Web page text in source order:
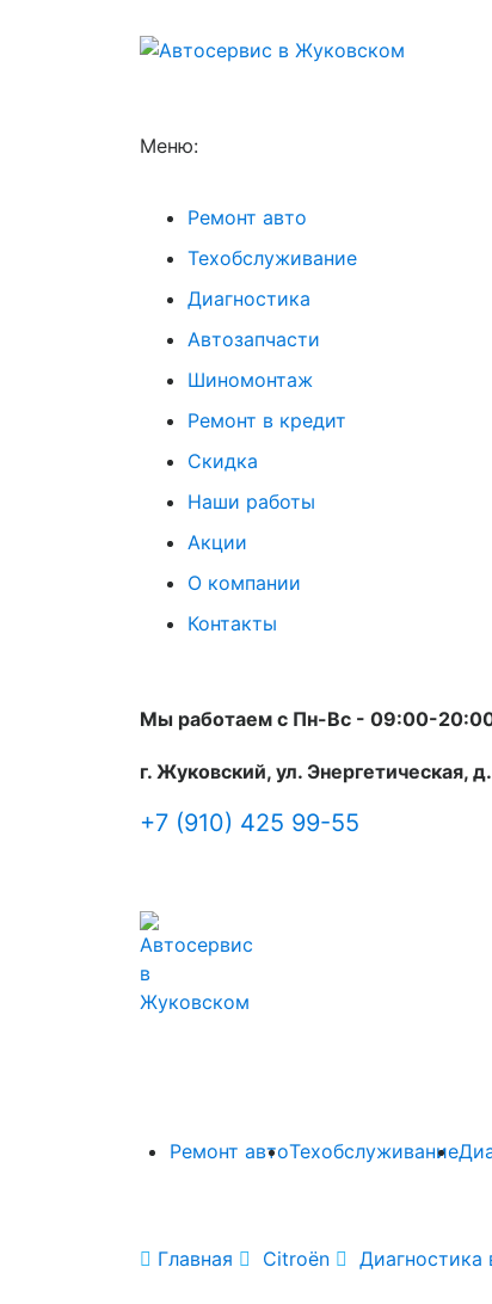
Меню:
Ремонт авто
Техобслуживание
Диагностика
Автозапчасти
Шиномонтаж
Ремонт в кредит
Скидка
Наши работы
Акции
О компании
Контакты
Мы работаем с Пн-Вc - 09:00-
г. Жуковский, ул. Энергетическая,
+7 (910) 425 99-55
Ремонт автоТехобслуживание
 Главная  Citroën  Диагностика